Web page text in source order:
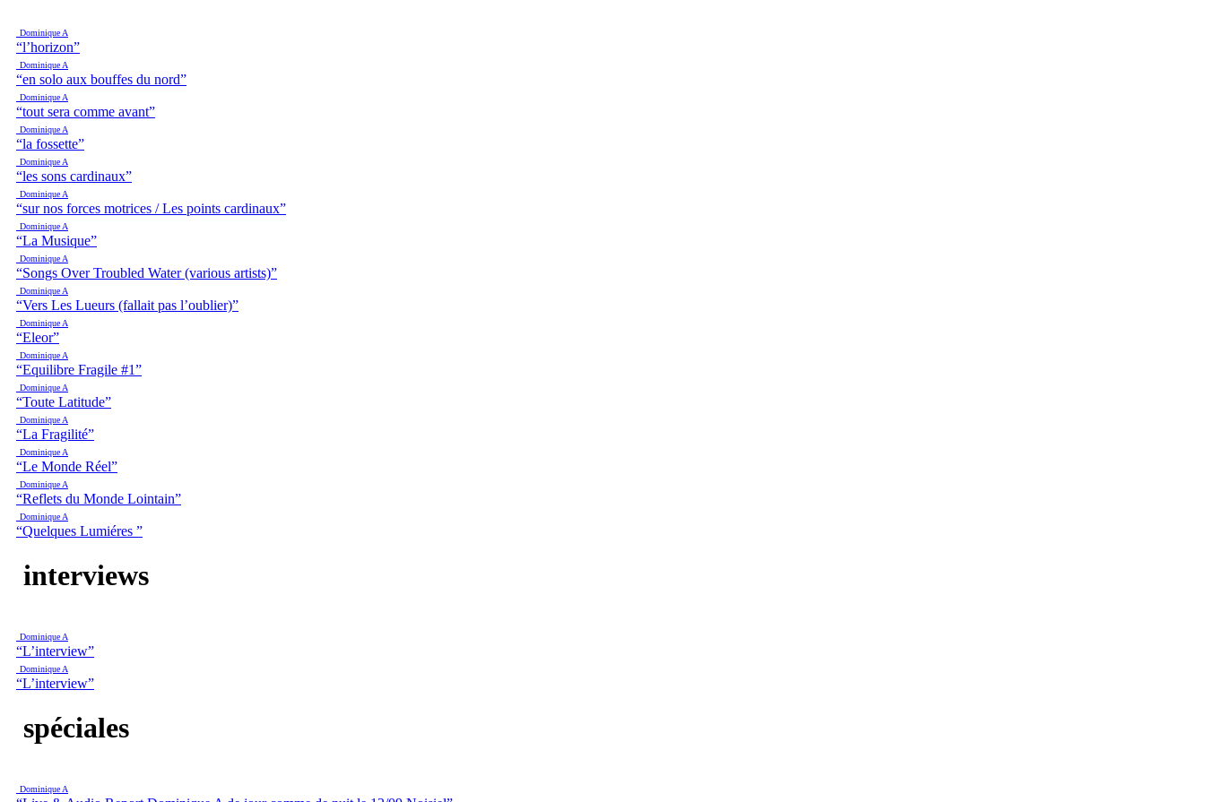
Dominique A
“l’horizon”
Dominique A
“en solo aux bouffes du nord”
Dominique A
“tout sera comme avant”
Dominique A
“la fossette”
Dominique A
“les sons cardinaux”
Dominique A
“sur nos forces motrices / Les points cardinaux”
Dominique A
“La Musique”
Dominique A
“Songs Over Troubled Water (various artists)”
Dominique A
“Vers Les Lueurs (fallait pas l’oublier)”
Dominique A
“Eleor”
Dominique A
“Equilibre Fragile #1”
Dominique A
“Toute Latitude”
Dominique A
“La Fragilité”
Dominique A
“Le Monde Réel”
Dominique A
“Reflets du Monde Lointain”
Dominique A
“Quelques Lumiéres ”
interviews
Dominique A
“L’interview”
Dominique A
“L’interview”
spéciales
Dominique A